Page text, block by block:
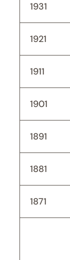
1931
1921
1911
1901
1891
1881
1871